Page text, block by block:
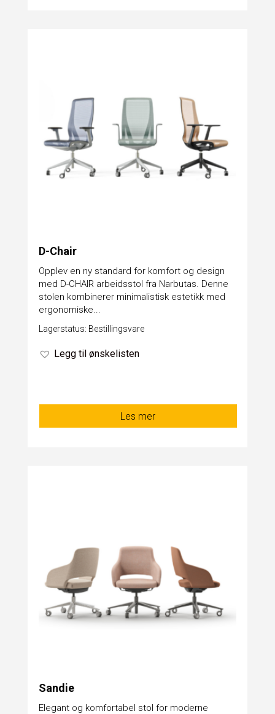
D-Chair
​Opplev en ny standard for komfort og design
med D-CHAIR arbeidsstol fra Narbutas. Denne
stolen kombinerer minimalistisk estetikk med
ergonomiske...
Lagerstatus: Bestillingsvare
Legg til ønskelisten
Les mer
Sandie
Elegant og komfortabel stol for moderne